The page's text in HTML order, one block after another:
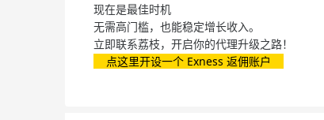
现在是最佳时机
无需高门槛，也能稳定增长收入。
立即联系荔枝，开启你的代理升级之路！
点这里开设一个 Exness 返佣账户